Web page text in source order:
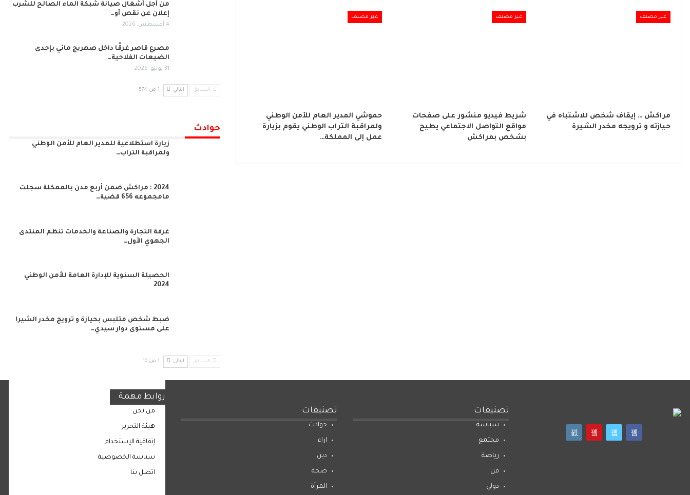
غير مصنف
مراكش … إيقاف شخص للاشتباه في
حيازته و ترويجه مخدر الشيرة
غير مصنف
شريط فيديو منشور على صفحات
مواقع التواصل الاجتماعي يطيح
بشخص بمراكش
غير مصنف
حموشي المدير العام للأمن الوطني
ولمراقبة التراب الوطني يقوم بزيارة
عمل إلى المملكة…
من أجل أشغال صيانة شبكة الماء الصالح للشرب
إعلان عن نقص أو…
4 أغسطس, 2026
مصرع قاصر غرقًا داخل صهريج مائي بإحدى
الضيعات الفلاحية…
31 يوليو, 2026
السابق التالي 1 من 574
حوادث
زيارة استطلاعية للمدير العام للأمن الوطني
ولمراقبة التراب…
2024 : مراكش ضمن أربع مدن بالممكلة سجلت
مامجموعه 656 قضية…
غرفة التجارة والصناعة والخدمات تنظم المنتدى
الجهوي الأول…
الحصيلة السنوية للإدارة العامة للأمن الوطني
2024
ضبط شخص متلبس بحيازة و ترويج مخدر الشيرا
على مستوى دوار سيدي…
السابق التالي 1 من 10
تصنيفات
سياسة
مجتمع
رياضة
فن
دولي
تصنيفات
حوادث
اراء
دين
صحة
المرأة
روابط مهمة
من نحن
هيئة التحرير
إتفاقية الإستخدام
سياسة الخصوصية
اتصل بنا